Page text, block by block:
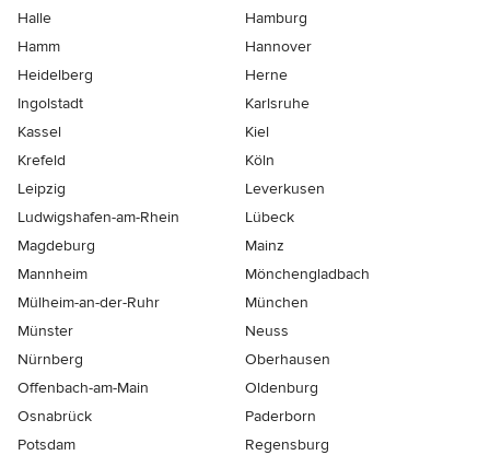
Halle
Hamburg
Hamm
Hannover
Heidelberg
Herne
Ingolstadt
Karlsruhe
Kassel
Kiel
Krefeld
Köln
Leipzig
Leverkusen
Ludwigshafen-am-Rhein
Lübeck
Magdeburg
Mainz
Mannheim
Mönchen­gladbach
Mülheim-an-der-Ruhr
München
Münster
Neuss
Nürnberg
Oberhausen
Offenbach-am-Main
Oldenburg
Osnabrück
Paderborn
Potsdam
Regensburg